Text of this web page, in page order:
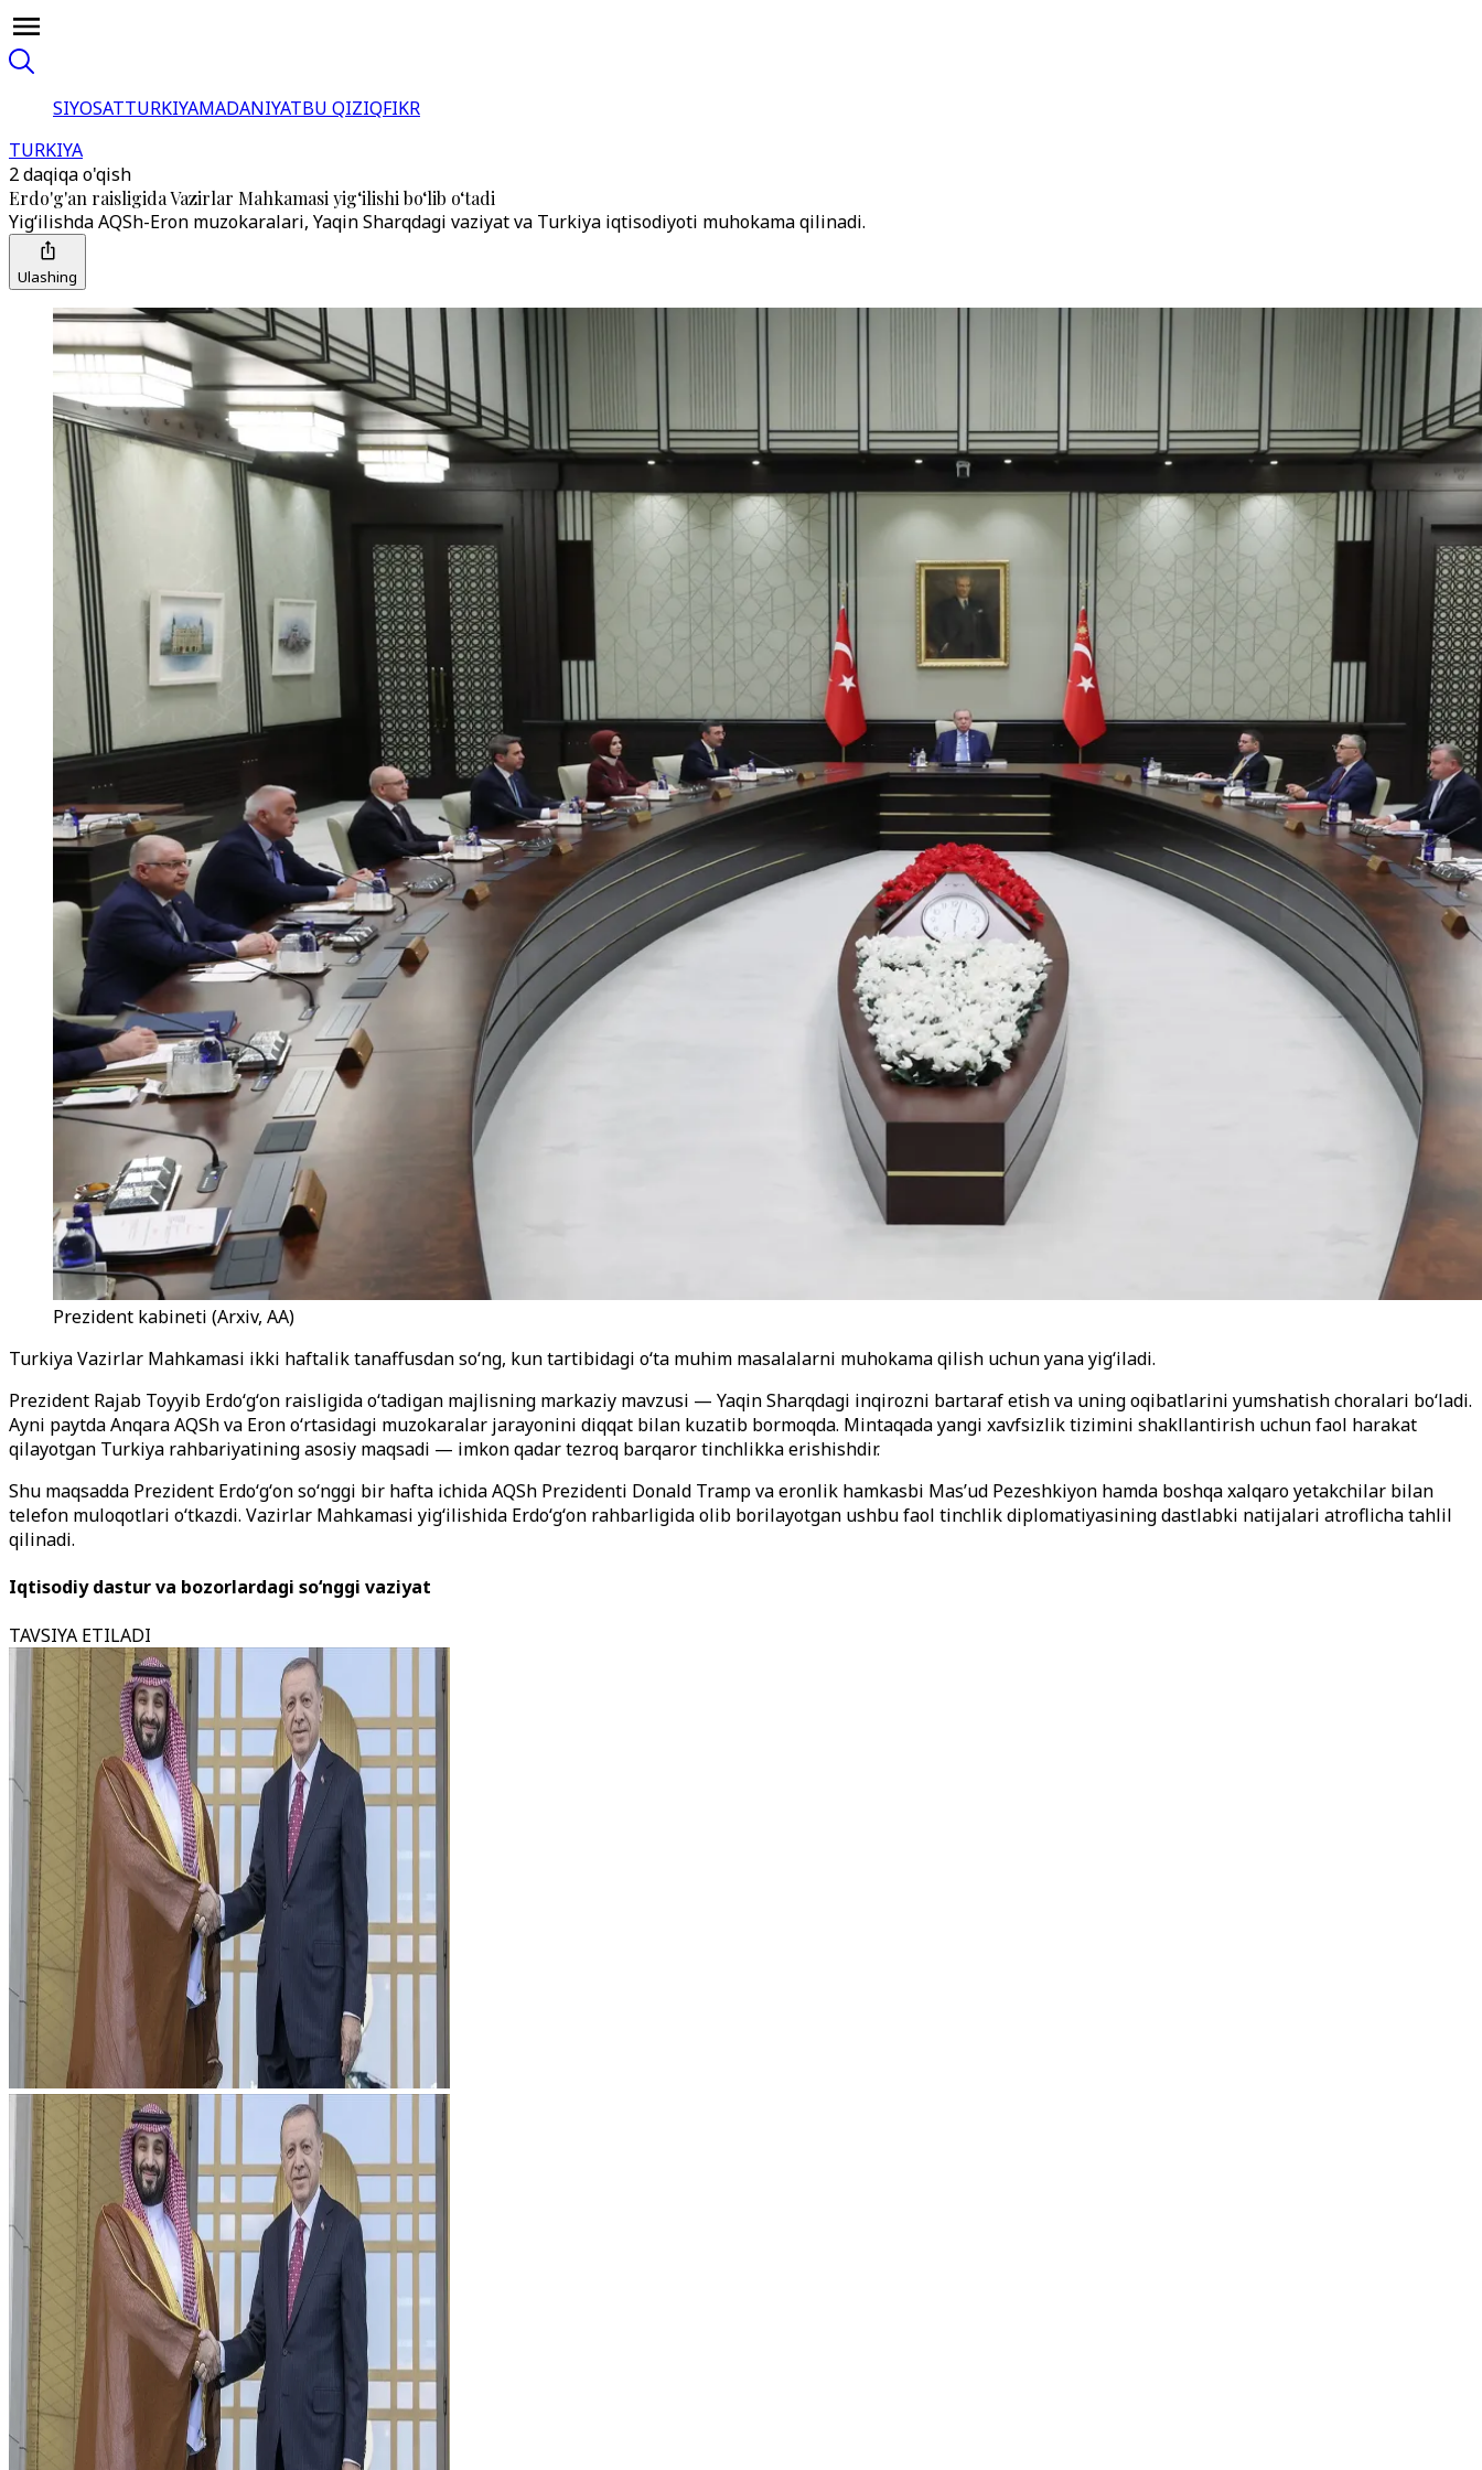
SIYOSATTURKIYAMADANIYATBU QIZIQFIKR
TURKIYA
2 daqiqa o'qish
Erdo'g'an raisligida Vazirlar Mahkamasi yigʻilishi boʻlib oʻtadi
Yig‘ilishda AQSh-Eron muzokaralari, Yaqin Sharqdagi vaziyat va Turkiya iqtisodiyoti muhokama qilinadi.
Ulashing
Prezident kabineti (Arxiv, AA)
Turkiya Vazirlar Mahkamasi ikki haftalik tanaffusdan soʻng, kun tartibidagi oʻta muhim masalalarni muhokama qilish uchun yana yigʻiladi.
Prezident Rajab Toyyib Erdoʻgʻon raisligida oʻtadigan majlisning markaziy mavzusi — Yaqin Sharqdagi inqirozni bartaraf etish va uning oqibatlarini yumshatish choralari boʻladi.
Ayni paytda Anqara AQSh va Eron oʻrtasidagi muzokaralar jarayonini diqqat bilan kuzatib bormoqda. Mintaqada yangi xavfsizlik tizimini shakllantirish uchun faol harakat
qilayotgan Turkiya rahbariyatining asosiy maqsadi — imkon qadar tezroq barqaror tinchlikka erishishdir.
Shu maqsadda Prezident Erdoʻgʻon soʻnggi bir hafta ichida AQSh Prezidenti Donald Tramp va eronlik hamkasbi Masʼud Pezeshkiyon hamda boshqa xalqaro yetakchilar bilan
telefon muloqotlari oʻtkazdi. Vazirlar Mahkamasi yigʻilishida Erdoʻgʻon rahbarligida olib borilayotgan ushbu faol tinchlik diplomatiyasining dastlabki natijalari atroflicha tahlil
qilinadi.
Iqtisodiy dastur va bozorlardagi soʻnggi vaziyat
TAVSIYA ETILADI